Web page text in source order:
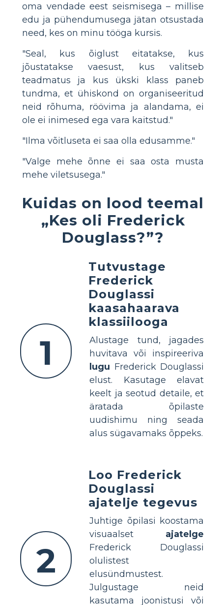
oma vendade eest seismisega – millise
edu ja pühendumusega jätan otsustada
need, kes on minu tööga kursis.
"Seal, kus õiglust eitatakse, kus
jõustatakse vaesust, kus valitseb
teadmatus ja kus ükski klass paneb
tundma, et ühiskond on organiseeritud
neid rõhuma, röövima ja alandama, ei
ole ei inimesed ega vara kaitstud."
"Ilma võitluseta ei saa olla edusamme."
"Valge mehe õnne ei saa osta musta
mehe viletsusega."
Kuidas on lood teemal
„Kes oli Frederick
Douglass?”?
1
Tutvustage
Frederick
Douglassi
kaasahaarava
klassiilooga
Alustage tund, jagades
huvitava või inspireeriva
lugu Frederick Douglassi
elust. Kasutage elavat
keelt ja seotud detaile, et
äratada õpilaste
uudishimu ning seada
alus sügavamaks õppeks.
2
Loo Frederick
Douglassi
ajatelje tegevus
Juhtige õpilasi koostama
visuaalset ajatelge
Frederick Douglassi
olulistest
elusündmustest.
Julgustage neid
kasutama joonistusi või